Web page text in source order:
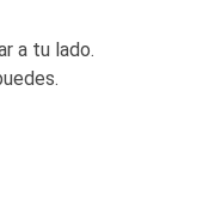
a tu lado.